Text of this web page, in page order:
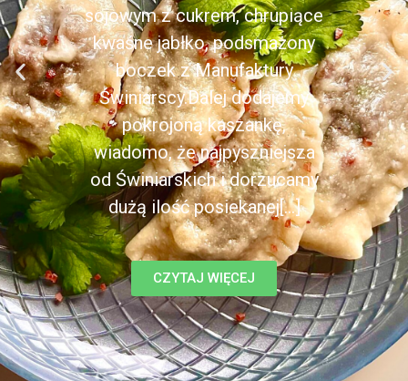
sojowym z cukrem, chrupiące
kwaśne jabłko, podsmażony
boczek z Manufaktury
Świniarscy.Dalej dodajemy
pokrojoną kaszankę,
wiadomo, że najpyszniejsza
od Świniarskich i dorzucamy
dużą ilość posiekanej[...]
CZYTAJ WIĘCEJ